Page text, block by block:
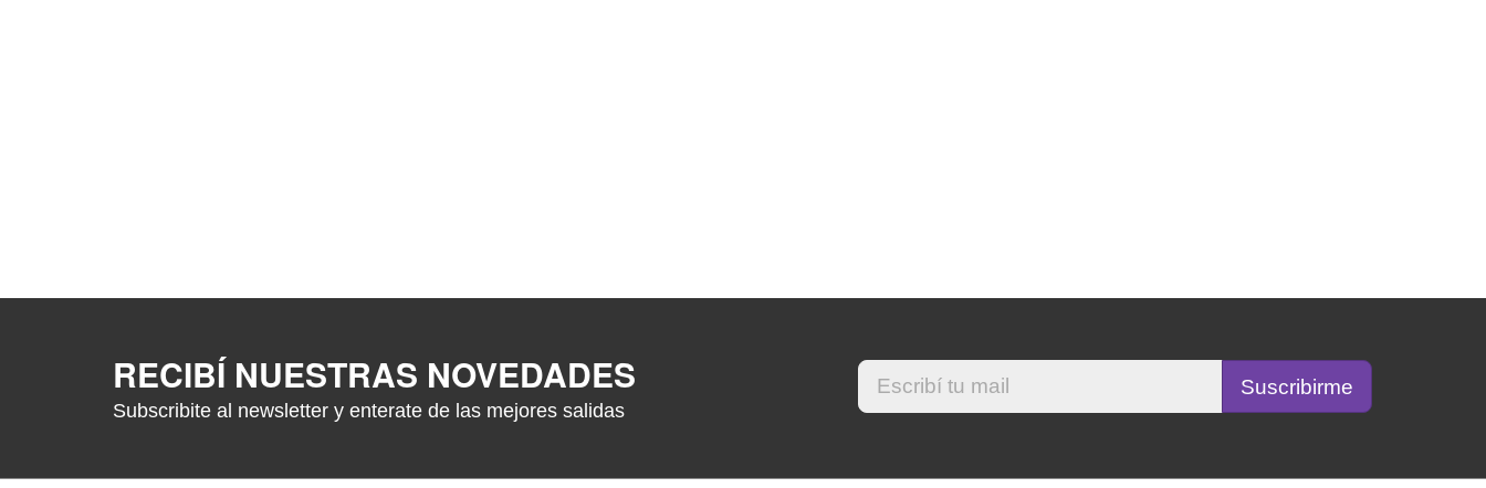
RECIBÍ NUESTRAS NOVEDADES
Subscribite al newsletter y enterate de las mejores salidas